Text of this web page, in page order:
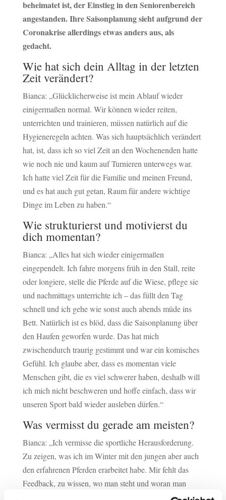
beheimatet ist, der Einstieg in den Seniorenbereich
angestanden. Ihre Saisonplanung sieht aufgrund der
Coronakrise allerdings etwas anders aus, als
gedacht.
Wie hat sich dein Alltag in der letzten
Zeit verändert?
Bianca: „Glücklicherweise ist mein Ablauf wieder
einigermaßen normal. Wir können wieder reiten,
unterrichten und trainieren, müssen natürlich auf die
Hygieneregeln achten. Was sich hauptsächlich verändert
hat, ist, dass ich so viel Zeit an den Wochenenden hatte
wie noch nie und kaum auf Turnieren unterwegs war.
Ich hatte viel Zeit für die Familie und meinen Freund,
und es hat auch gut getan, Raum für andere wichtige
Dinge im Leben zu haben.“
Wie strukturierst und motivierst du
dich momentan?
Bianca: „Alles hat sich wieder einigermaßen
eingependelt. Ich fahre morgens früh in den Stall, reite
oder longiere, stelle die Pferde auf die Wiese, pflege sie
und nachmittags unterrichte ich – das füllt den Tag
schnell und ich gehe wie sonst auch abends müde ins
Bett. Natürlich ist es blöd, dass die Saisonplanung über
den Haufen geworfen wurde. Das hat mich
zwischendurch traurig gestimmt und war ein komisches
Gefühl. Ich glaube aber, dass es momentan viele
Menschen gibt, die es viel schwerer haben, deshalb will
ich mich nicht beschweren und hoffe einfach, dass wir
unseren Sport bald wieder ausleben dürfen.“
Was vermisst du gerade am meisten?
Bianca: „Ich vermisse die sportliche Herausforderung.
Zu zeigen, was ich im Winter mit den jungen aber auch
den erfahrenen Pferden erarbeitet habe. Mir fehlt das
Feedback, zu wissen, wo man steht und woran man